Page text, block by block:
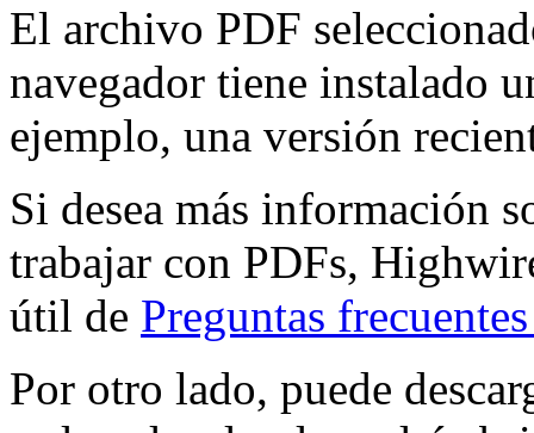
El archivo PDF
navegador tiene instalado
ejemplo, una versión
Si desea más información
trabajar con PDFs,
útil de Preguntas
Por otro lado, puede